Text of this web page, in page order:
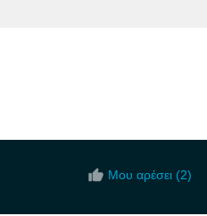
Μου αρέσει (2)